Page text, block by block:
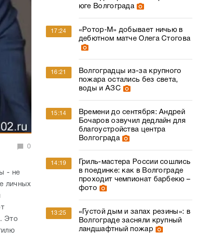
0
- не
личных
Это
юге Волгограда
17:24
«Ротор‑М» добывает ничью в
дебютном матче Олега Стогова
16:21
Волгоградцы из-за крупного
пожара остались без света,
воды и АЗС
15:14
Времени до сентября: Андрей
Бочаров озвучил дедлайн для
благоустройства центра
Волгограда
14:19
Гриль-мастера России сошлись
в поединке: как в Волгограде
проходит чемпионат барбекю –
фото
13:25
«Густой дым и запах резины»: в
Волгограде засняли крупный
ландшафтный пожар